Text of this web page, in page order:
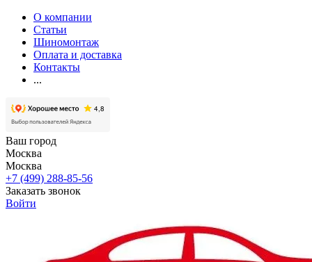
О компании
Статьи
Шиномонтаж
Оплата и доставка
Контакты
...
Ваш город
Москва
Москва
+7 (499) 288-85-56
Заказать звонок
Войти